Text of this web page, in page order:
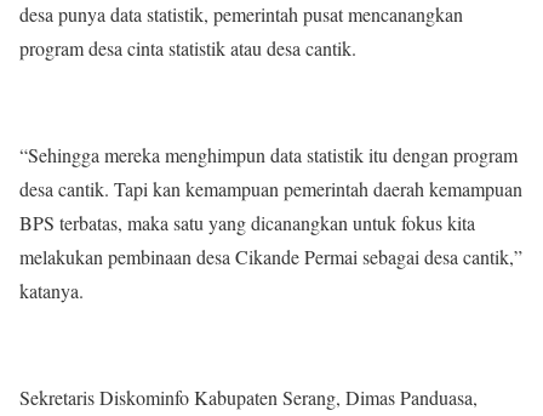
desa punya data statistik, pemerintah pusat mencanangkan
program desa cinta statistik atau desa cantik.
“Sehingga mereka menghimpun data statistik itu dengan program
desa cantik. Tapi kan kemampuan pemerintah daerah kemampuan
BPS terbatas, maka satu yang dicanangkan untuk fokus kita
melakukan pembinaan desa Cikande Permai sebagai desa cantik,”
katanya.
Sekretaris Diskominfo Kabupaten Serang, Dimas Panduasa,